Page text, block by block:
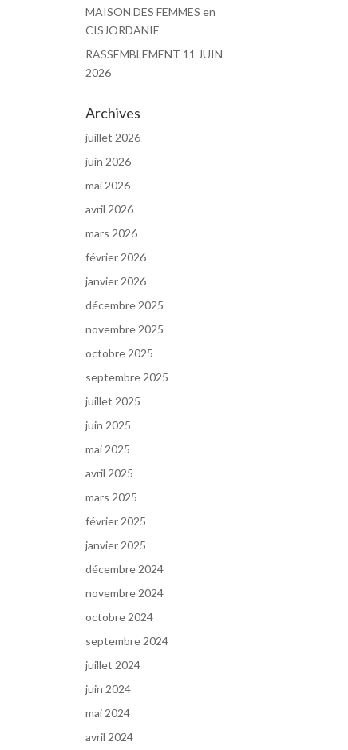
MAISON DES FEMMES en
CISJORDANIE
RASSEMBLEMENT 11 JUIN
2026
Archives
juillet 2026
juin 2026
mai 2026
avril 2026
mars 2026
février 2026
janvier 2026
décembre 2025
novembre 2025
octobre 2025
septembre 2025
juillet 2025
juin 2025
mai 2025
avril 2025
mars 2025
février 2025
janvier 2025
décembre 2024
novembre 2024
octobre 2024
septembre 2024
juillet 2024
juin 2024
mai 2024
avril 2024